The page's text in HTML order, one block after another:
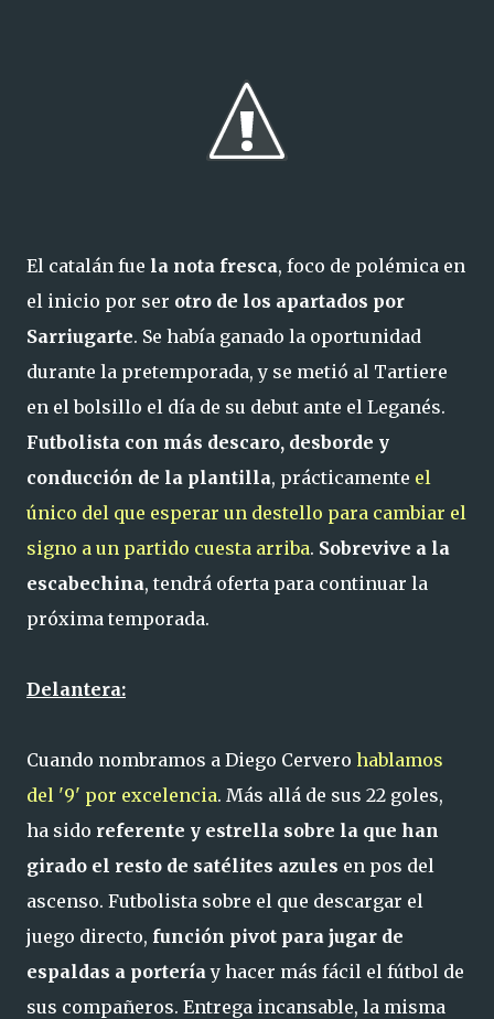
El catalán fue la nota fresca, foco de polémica en
el inicio por ser otro de los apartados por
Sarriugarte. Se había ganado la oportunidad
durante la pretemporada, y se metió al Tartiere
en el bolsillo el día de su debut ante el Leganés.
Futbolista con más descaro, desborde y
conducción de la plantilla, prácticamente el
único del que esperar un destello para cambiar el
signo a un partido cuesta arriba. Sobrevive a la
escabechina, tendrá oferta para continuar la
próxima temporada.
Delantera:
Cuando nombramos a Diego Cervero hablamos
del '9' por excelencia. Más allá de sus 22 goles,
ha sido referente y estrella sobre la que han
girado el resto de satélites azules en pos del
ascenso. Futbolista sobre el que descargar el
juego directo, función pivot para jugar de
espaldas a porteríay hacer más fácil el fútbol de
sus compañeros. Entrega incansable, la misma